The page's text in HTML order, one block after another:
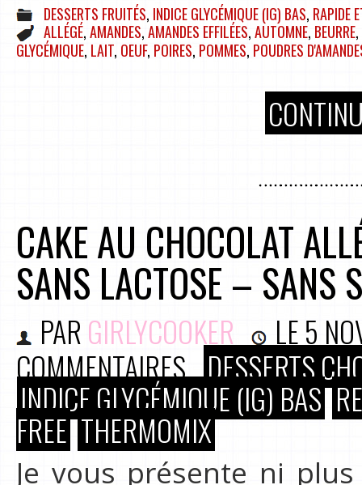
DESSERTS FRUITÉS, INDICE GLYCÉMIQUE (IG) BAS, RAPIDE
ALLÉGÉ,AMANDES,AMANDES EFFILÉES,AUTOMNE, BEURRE,
GLYCÉMIQUE, LAIT, OEUF, POIRES, POMMES, POUDRES
CAKE AU CHOCOLAT
SANS LACTOSE – SANS
PAR GIRLYCOOKER LE5
COMMENTAIRES DESSERTS
INDICE GLYCÉMIQUE (IG) BAS
FREE THERMOMIX
Je vous présente ni